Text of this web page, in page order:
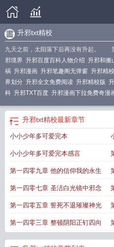
升邪txt精校
九天之前，太阳落下后再没有升起。
邪境界 升邪百度百科人物介绍 升邪和搬
祸 升邪漫画 升邪笔趣阁无弹窗 升邪精
界划分 升邪全文免费阅读 升邪精校版
科 升邪TXT百度 升邪漫画下拉免费奇漫
升邪精校完整版txt 升邪女主角有几个
的结局
陆崖九最后的结局升邪结局 升邪快眼
升邪txt精校最新章节
小小少年多可爱完本
小小少年多可爱完本感言
第一四零九章 他的信仰我的永生
第一四零七章 圣洁白光镜中邪念
第一四零五章 誓死不退璀璨神光
第一四零三章 整顿阴阳正钉四向